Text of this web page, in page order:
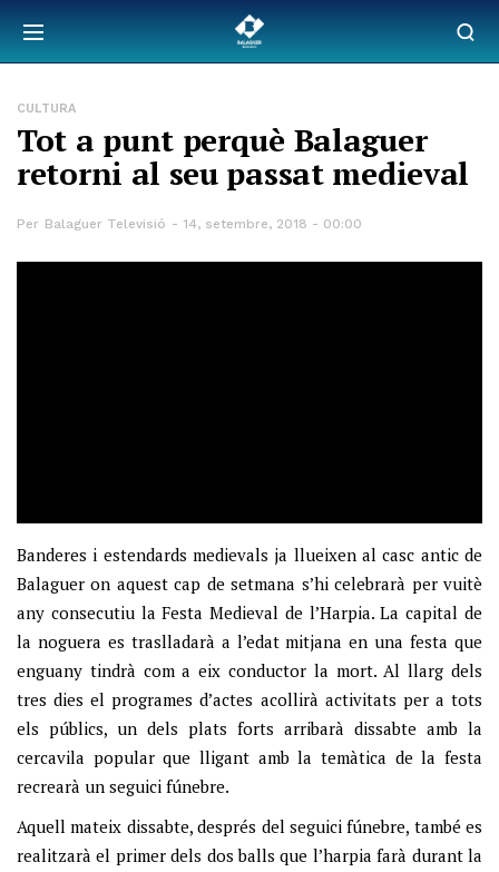
CULTURA
Tot a punt perquè Balaguer
retorni al seu passat medieval
Per Balaguer Televisió 14, setembre, 2018 - 00:00
Banderes i estendards medievals ja llueixen al casc antic de
Balaguer on aquest cap de setmana s’hi celebrarà per vuitè
any consecutiu la Festa Medieval de l’Harpia. La capital de
la noguera es traslladarà a l’edat mitjana en una festa que
enguany tindrà com a eix conductor la mort. Al llarg dels
tres dies el programes d’actes acollirà activitats per a tots
els públics, un dels plats forts arribarà dissabte amb la
cercavila popular que lligant amb la temàtica de la festa
recrearà un seguici fúnebre.
Aquell mateix dissabte, després del seguici fúnebre, també es
realitzarà el primer dels dos balls que l’harpia farà durant la